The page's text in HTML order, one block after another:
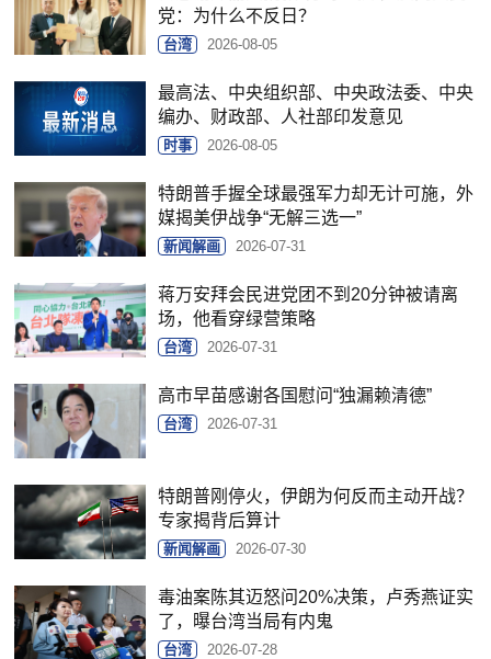
党：为什么不反日？
台湾 2026-08-05
最高法、中央组织部、中央政法委、中央
编办、财政部、人社部印发意见
时事 2026-08-05
特朗普手握全球最强军力却无计可施，外
媒揭美伊战争“无解三选一”
新闻解画 2026-07-31
蒋万安拜会民进党团不到20分钟被请离
场，他看穿绿营策略
台湾 2026-07-31
高市早苗感谢各国慰问“独漏赖清德”
台湾 2026-07-31
特朗普刚停火，伊朗为何反而主动开战？
专家揭背后算计
新闻解画 2026-07-30
毒油案陈其迈怒问20%决策，卢秀燕证实
了，曝台湾当局有内鬼
台湾 2026-07-28